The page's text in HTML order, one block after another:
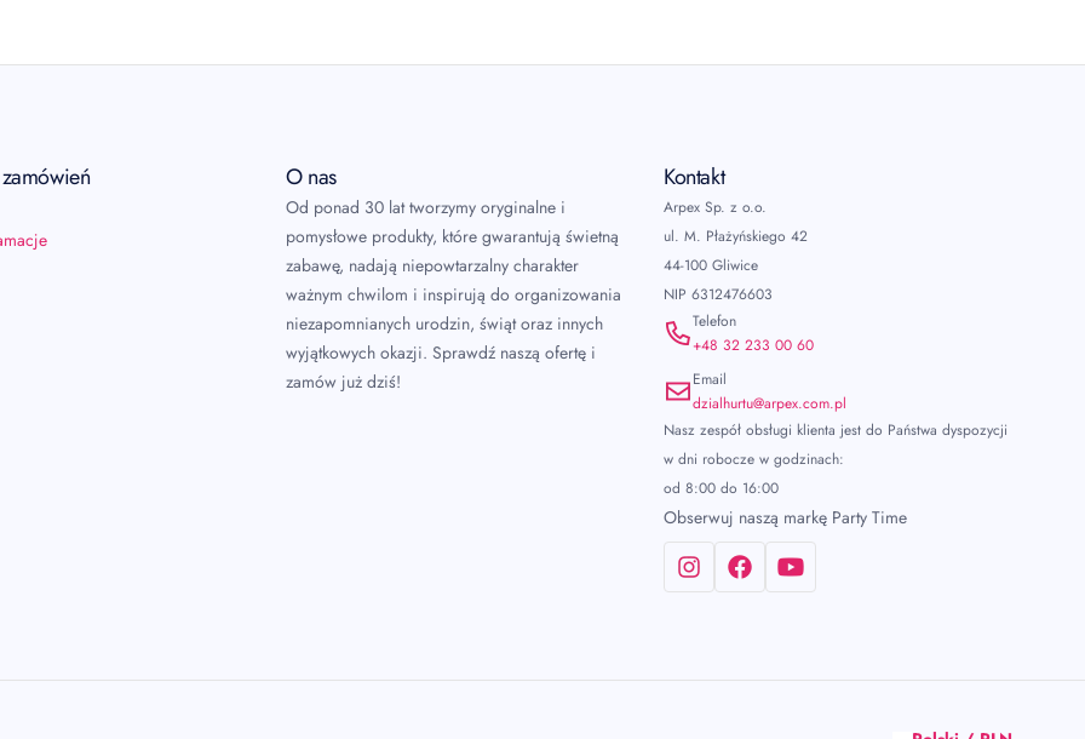
O nas
Od ponad 30 lat tworzymy oryginalne i
pomysłowe produkty, które gwarantują świetną
zabawę, nadają niepowtarzalny charakter
ważnym chwilom i inspirują do organizowania
niezapomnianych urodzin, świąt oraz innych
wyjątkowych okazji. Sprawdź naszą ofertę i
zamów już dziś!
Kontakt
Arpex Sp. z o.o.
ul. M. Płażyńskiego 42
44-100 Gliwice
NIP 6312476603
Telefon
+48 32 233 00 60
Email
dzialhurtu@arpex.com.pl
Nasz zespół obsługi klienta jest do Państwa dyspozycji
w dni robocze w godzinach:
od 8:00 do 16:00
Obserwuj naszą markę Party Time